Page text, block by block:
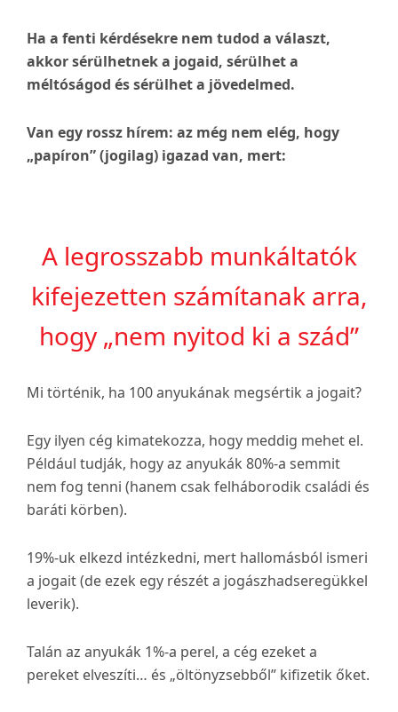
Ha a fenti kérdésekre nem tudod a választ,
akkor sérülhetnek a jogaid, sérülhet a
méltóságod és sérülhet a jövedelmed.
Van egy rossz hírem: az még nem elég, hogy
„papíron” (jogilag) igazad van, mert:
A legrosszabb munkáltatók
kifejezetten számítanak arra,
hogy „nem nyitod ki a szád”
Mi történik, ha 100 anyukának megsértik a jogait?
Egy ilyen cég kimatekozza, hogy meddig mehet el.
Például tudják, hogy az anyukák 80%-a semmit
nem fog tenni (hanem csak felháborodik családi és
baráti körben).
19%-uk elkezd intézkedni, mert hallomásból ismeri
a jogait (de ezek egy részét a jogászhadseregükkel
leverik).
Talán az anyukák 1%-a perel, a cég ezeket a
pereket elveszíti… és „öltönyzsebből” kifizetik őket.